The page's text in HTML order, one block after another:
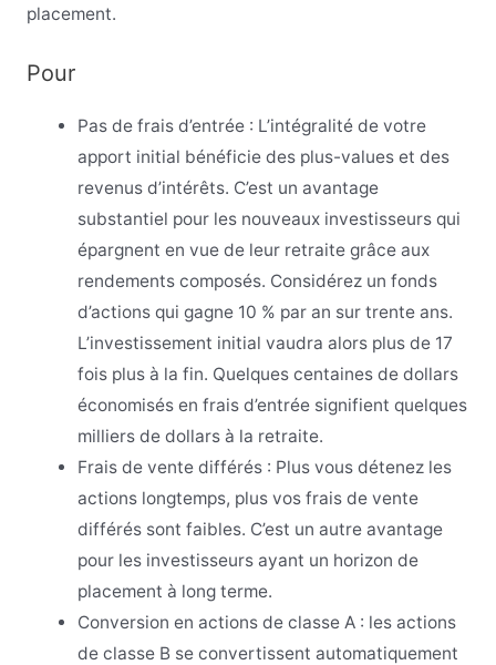
placement.
Pour
Pas de frais d’entrée : L’intégralité de votre
apport initial bénéficie des plus-values et des
revenus d’intérêts. C’est un avantage
substantiel pour les nouveaux investisseurs qui
épargnent en vue de leur retraite grâce aux
rendements composés. Considérez un fonds
d’actions qui gagne 10 % par an sur trente ans.
L’investissement initial vaudra alors plus de 17
fois plus à la fin. Quelques centaines de dollars
économisés en frais d’entrée signifient quelques
milliers de dollars à la retraite.
Frais de vente différés : Plus vous détenez les
actions longtemps, plus vos frais de vente
différés sont faibles. C’est un autre avantage
pour les investisseurs ayant un horizon de
placement à long terme.
Conversion en actions de classe A : les actions
de classe B se convertissent automatiquement